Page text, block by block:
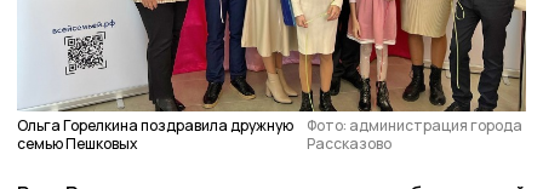
Ольга Горелкина поздравила дружную
семью Пешковых
Фото: администрация города
Рассказово